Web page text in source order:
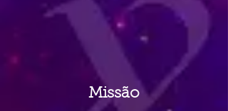
Missão